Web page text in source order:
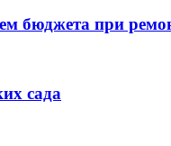
бюджета при
сада